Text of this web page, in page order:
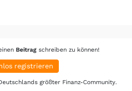
Beitrag schreiben zu können!
registrieren
größter Finanz-Community.